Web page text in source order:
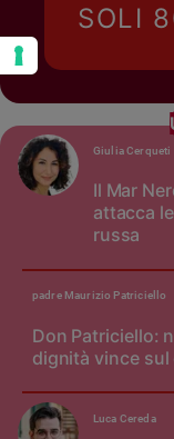
SOLI
Il Mar
attacca
russa
Giulia Cerqueti
Don Patriciello:
dignità vince
padre Maurizio Patriciello
Luca Cereda